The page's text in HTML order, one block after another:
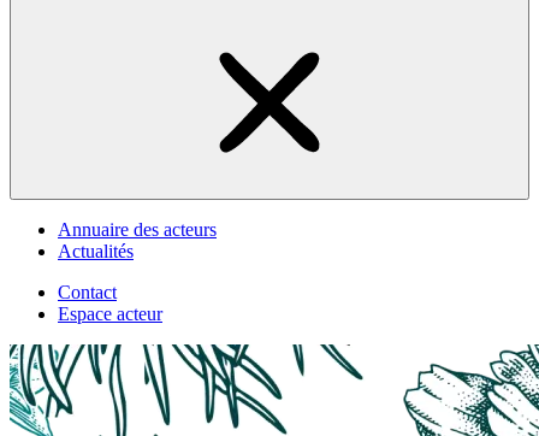
Annuaire des acteurs
Actualités
Contact
Espace acteur